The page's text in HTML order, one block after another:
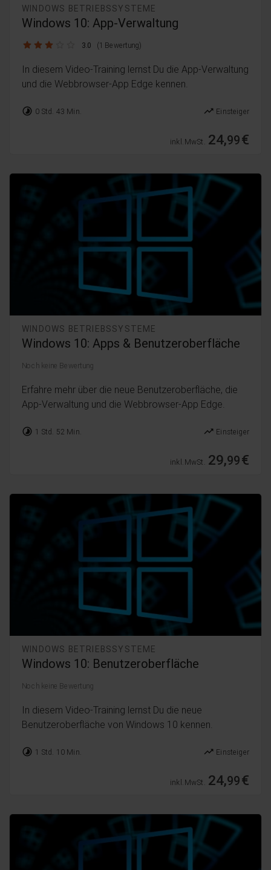
WINDOWS BETRIEBSSYSTEME
Windows 10: App-Verwaltung
3.0 / 5 3.0 (1 Bewertung)
In diesem Video-Training lernst Du die App-Verwaltung
und die Webbrowser-App Edge kennen.
timelapse 0 Std. 43 Min. trending_up Einsteiger
inkl. MwSt. 24,99€
WINDOWS BETRIEBSSYSTEME
Windows 10: Apps & Benutzeroberfläche
Noch keine Bewertung
Erfahre mehr über die neue Benutzeroberfläche, die
App-Verwaltung und die Webbrowser-App Edge.
timelapse 1 Std. 52 Min. trending_up Einsteiger
inkl. MwSt. 29,99€
WINDOWS BETRIEBSSYSTEME
Windows 10: Benutzeroberfläche
Noch keine Bewertung
In diesem Video-Training lernst Du die neue
Benutzeroberfläche von Windows 10 kennen.
timelapse 1 Std. 10 Min. trending_up Einsteiger
inkl. MwSt. 24,99€